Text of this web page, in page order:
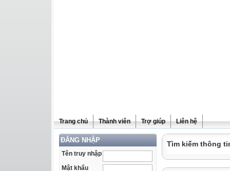
Trang chủ Thành viên Trợ giúp Liên hệ
ĐĂNG NHẬP
Tên truy nhập
Mật khẩu
Tìm kiếm thông